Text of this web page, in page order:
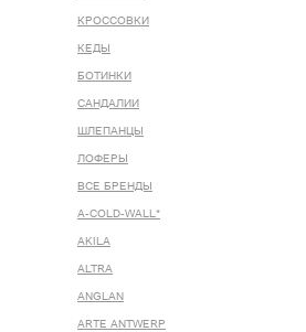
КРОССОВКИ
КЕДЫ
БОТИНКИ
САНДАЛИИ
ШЛЕПАНЦЫ
ЛОФЕРЫ
ВСЕ БРЕНДЫ
A-COLD-WALL*
AKILA
ALTRA
ANGLAN
ARTE ANTWERP